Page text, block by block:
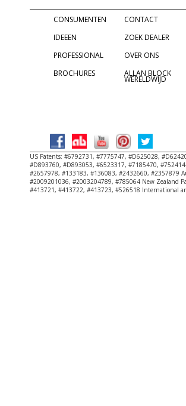
CONSUMENTEN
IDEEEN
PROFESSIONAL
BROCHURES
CONTACT
ZOEK DEALER
OVER ONS
ALLAN BLOCK
WERELDWIJD
Copyright
US Patents: #6792731, #7775747, #D625028,
#D893760, #D893053, #6523317, #7185470,
#2657978, #133183, #136083, #2432660, #2357879
#2009201036, #2003204789, #785064 New Zealand
#413721, #413722, #413723, #526518 International